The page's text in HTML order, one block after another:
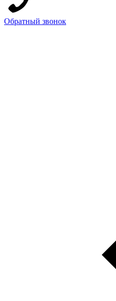
Обратный звонок